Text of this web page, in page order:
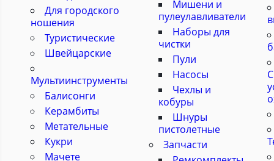
Для городского
ношения
Туристические
Швейцарские
Мультиинструменты
Балисонги
Керамбиты
Метательные
Кукри
Мачете
Мишени и
пулеулавливатели
Наборы для
чистки
Пули
Насосы
Чехлы и
кобуры
Шнуры
пистолетные
Запчасти